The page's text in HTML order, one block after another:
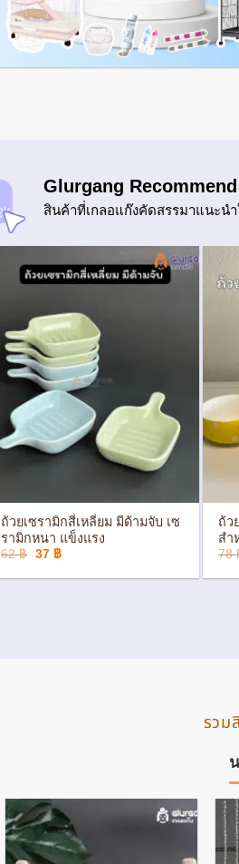
Glurgang Recommend
สินค้าที่เกลอแก๊งคัดสรรมาแนะน
ถ้วยเซรามิกสี่เหลี่ยม มีด้ามจับ เซ
รามิกหนา แข็งแรง
62฿ Original
was:
37 ฿Current
is:
ถ้ว
สำ
มิก
78
รวม